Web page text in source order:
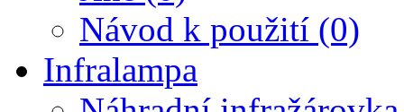
Návod k použití (0)
Infralampa